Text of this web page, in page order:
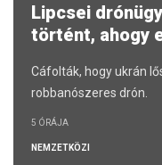
Lipcsei
történt, ahogy
Cáfolták, hogy ukrán
robbanószeres drón.
5 ÓRÁJA
NEMZETKÖZI